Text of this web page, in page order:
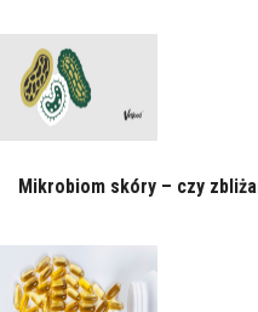
Mikrobiom skóry – czy